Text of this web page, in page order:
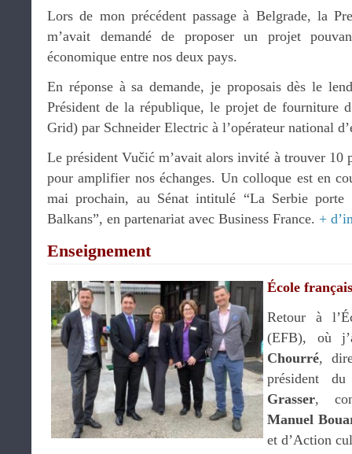
Lors de mon précédent passage à Belgrade, la
m’avait demandé de proposer un projet
économique entre nos deux pays.
En réponse à sa demande, je proposais dès le
Président de la république, le projet de fourniture
Grid) par Schneider Electric à l’opérateur national
Le président Vučić m’avait alors invité à trouver 10
pour amplifier nos échanges. Un colloque est en
mai prochain, au Sénat intitulé “La Serbie porte
Balkans”, en partenariat avec Business France. +
Enseignement
École
Retour à
(EFB), où
Chourré,
président
Grasser,
Manuel
et d’Action